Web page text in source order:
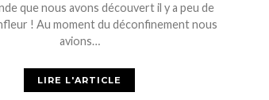
que nous avons découvert il y a peu de
! Au moment du déconfinement nous
avions…
LIRE L'ARTICLE